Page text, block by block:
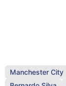
Manchester City